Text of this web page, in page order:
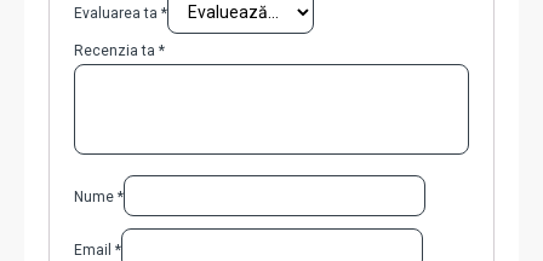
Evaluarea ta *
Recenzia ta *
Nume *
Email *